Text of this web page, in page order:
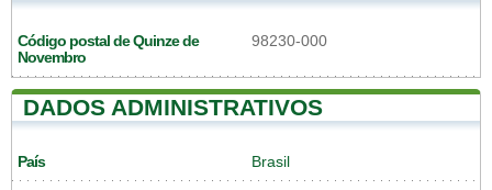
Código postal de Quinze de
Novembro
98230-000
DADOS ADMINISTRATIVOS
País Brasil